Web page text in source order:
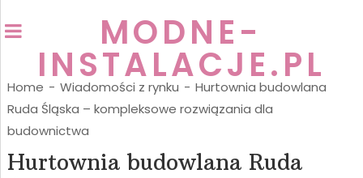
MODNE-
INSTALACJE.PL
Home - Wiadomości z rynku - Hurtownia budowlana
Ruda Śląska – kompleksowe rozwiązania dla
budownictwa
Hurtownia budowlana Ruda